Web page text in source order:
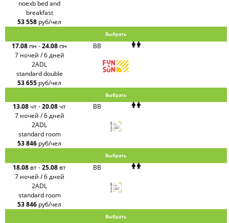
noexb bed and
breakfast
53 558 руб/чел
Выбрать
17.08 пн -24.08 пн
7 ночей / 6 дней
BB
2ADL
standard double
53 655 руб/чел
Выбрать
13.08 чт-20.08 чт
7 ночей / 6 дней
BB
2ADL
standard room
53 846 руб/чел
Выбрать
18.08 вт-25.08 вт
7 ночей / 6 дней
BB
2ADL
standard room
53 846 руб/чел
Выбрать